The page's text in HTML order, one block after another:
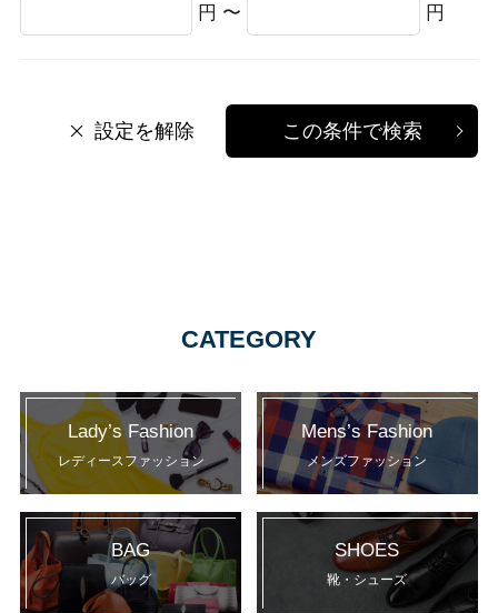
円 〜 円
設定を解除 この条件で検索
CATEGORY
Lady’s Fashion
レディースファッション
Mens’s Fashion
メンズファッション
BAG
バッグ
SHOES
靴・シューズ